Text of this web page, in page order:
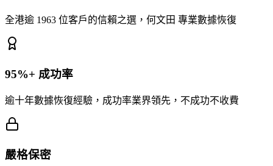
全港逾 1963 位客戶的信賴之選，何文田 專業數據恢復
95%+ 成功率
逾十年數據恢復經驗，成功率業界領先，不成功不收費
嚴格保密